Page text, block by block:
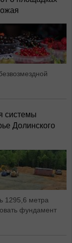
системы
Долинского
1295,6 метра
фундамент